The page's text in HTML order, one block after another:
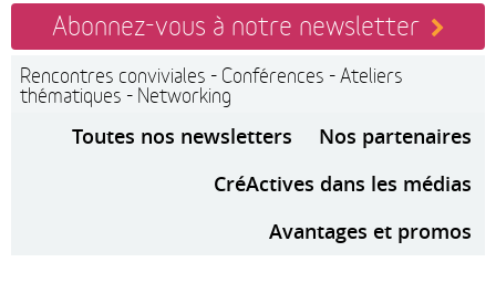
Abonnez-vous à notre newsletter
Rencontres conviviales - Conférences - Ateliers
thématiques - Networking
Toutes nos newsletters
Nos partenaires
CréActives dans les médias
Avantages et promos